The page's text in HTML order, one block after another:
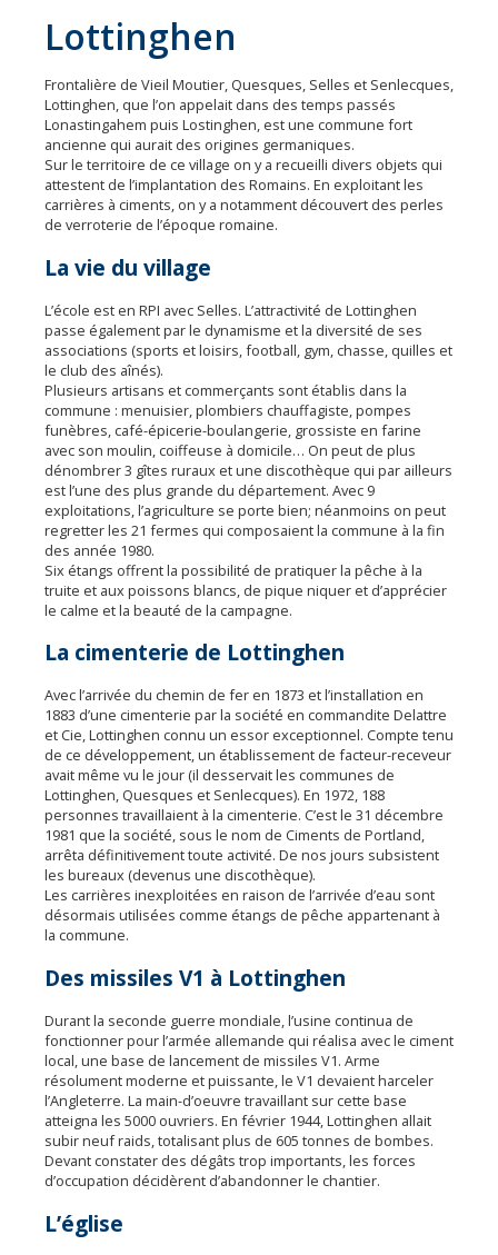
Les
communes
Actualités
Naturéo
Office
de
Tourisme
Mobilité
Offres
d'emploi
Lottinghen
Frontalière de Vieil Moutier, Quesques, Selles et Senlecques,
Lottinghen, que l’on appelait dans des temps passés
Lonastingahem puis Lostinghen, est une commune fort
ancienne qui aurait des origines germaniques.
Sur le territoire de ce village on y a recueilli divers objets qui
attestent de l’implantation des Romains. En exploitant les
carrières à ciments, on y a notamment découvert des perles
de verroterie de l’époque romaine.
La vie du village
L’école est en RPI avec Selles. L’attractivité de Lottinghen
passe également par le dynamisme et la diversité de ses
associations (sports et loisirs, football, gym, chasse, quilles et
le club des aînés).
Plusieurs artisans et commerçants sont établis dans la
commune : menuisier, plombiers chauffagiste, pompes
funèbres, café-épicerie-boulangerie, grossiste en farine
avec son moulin, coiffeuse à domicile… On peut de plus
dénombrer 3 gîtes ruraux et une discothèque qui par ailleurs
est l’une des plus grande du département. Avec 9
exploitations, l’agriculture se porte bien; néanmoins on peut
regretter les 21 fermes qui composaient la commune à la fin
des année 1980.
Six étangs offrent la possibilité de pratiquer la pêche à la
truite et aux poissons blancs, de pique niquer et d’apprécier
le calme et la beauté de la campagne.
La cimenterie de Lottinghen
Avec l’arrivée du chemin de fer en 1873 et l’installation en
1883 d’une cimenterie par la société en commandite Delattre
et Cie, Lottinghen connu un essor exceptionnel. Compte tenu
de ce développement, un établissement de facteur-receveur
avait même vu le jour (il desservait les communes de
Lottinghen, Quesques et Senlecques). En 1972, 188
personnes travaillaient à la cimenterie. C’est le 31 décembre
1981 que la société, sous le nom de Ciments de Portland,
arrêta définitivement toute activité. De nos jours subsistent
les bureaux (devenus une discothèque).
Les carrières inexploitées en raison de l’arrivée d’eau sont
désormais utilisées comme étangs de pêche appartenant à
la commune.
Des missiles V1 à Lottinghen
Durant la seconde guerre mondiale, l’usine continua de
fonctionner pour l’armée allemande qui réalisa avec le ciment
local, une base de lancement de missiles V1. Arme
résolument moderne et puissante, le V1 devaient harceler
l’Angleterre. La main-d’oeuvre travaillant sur cette base
atteigna les 5000 ouvriers. En février 1944, Lottinghen allait
subir neuf raids, totalisant plus de 605 tonnes de bombes.
Devant constater des dégâts trop importants, les forces
d’occupation décidèrent d’abandonner le chantier.
L’église